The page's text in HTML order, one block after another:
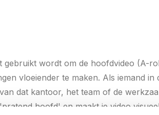
gebruikt wordt om de hoofdvideo (A-
vloeiender te maken. Als iemand
dat kantoor, het team of de
hoofd' en maakt je video